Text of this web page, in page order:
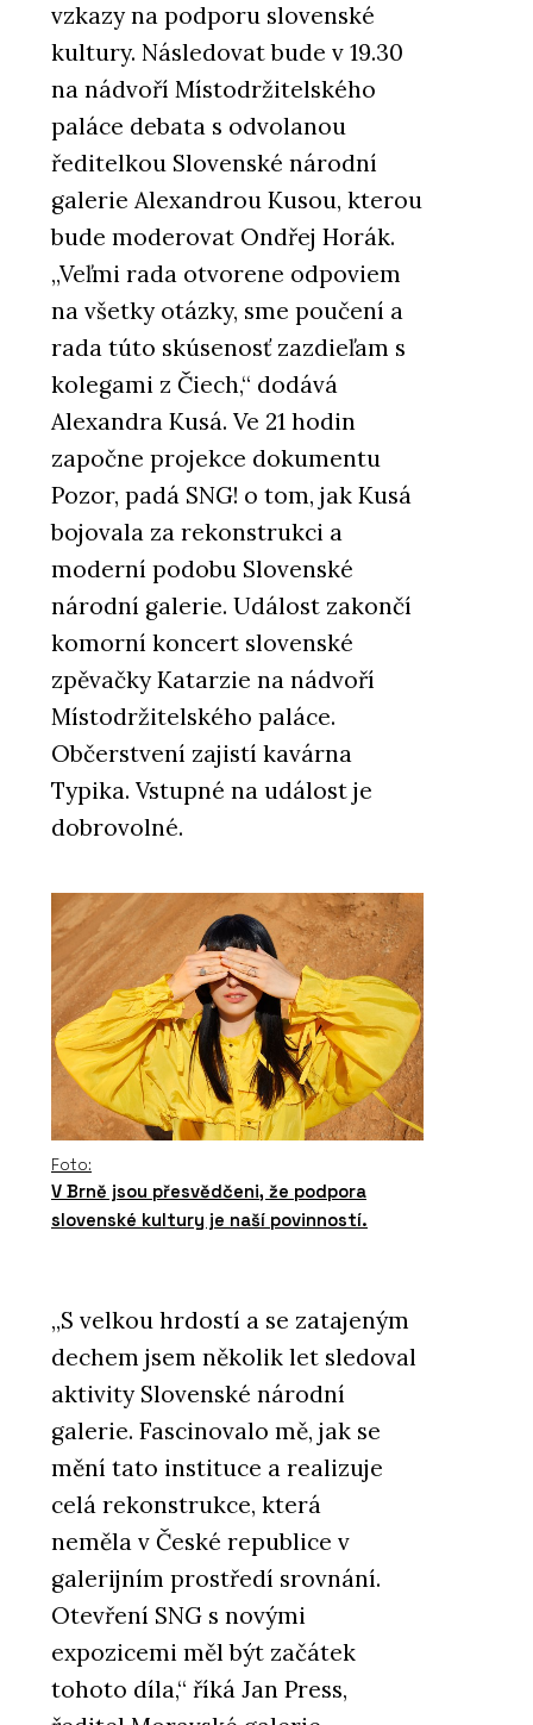
vzkazy na podporu slovenské
kultury. Následovat bude v 19.30
na nádvoří Místodržitelského
paláce debata s odvolanou
ředitelkou Slovenské národní
galerie Alexandrou Kusou, kterou
bude moderovat Ondřej Horák.
„Veľmi rada otvorene odpoviem
na všetky otázky, sme poučení a
rada túto skúsenosť zazdieľam s
kolegami z Čiech,“ dodává
Alexandra Kusá. Ve 21 hodin
započne projekce dokumentu
Pozor, padá SNG! o tom, jak Kusá
bojovala za rekonstrukci a
moderní podobu Slovenské
národní galerie. Událost zakončí
komorní koncert slovenské
zpěvačky Katarzie na nádvoří
Místodržitelského paláce.
Občerstvení zajistí kavárna
Typika. Vstupné na událost je
dobrovolné.
Foto:
V Brně jsou přesvědčeni, že podpora
slovenské kultury je naší povinností.
„S velkou hrdostí a se zatajeným
dechem jsem několik let sledoval
aktivity Slovenské národní
galerie. Fascinovalo mě, jak se
mění tato instituce a realizuje
celá rekonstrukce, která
neměla v České republice v
galerijním prostředí srovnání.
Otevření SNG s novými
expozicemi měl být začátek
tohoto díla,“ říká Jan Press,